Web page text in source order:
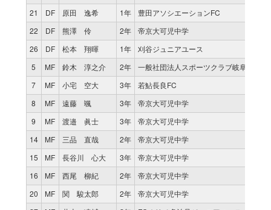
21
DF 原田 逸希 1年
豊田アソシエーションFC
22
DF 熊澤 伶 2年
帝京大可児中学
26
DF 松本 翔暉 1年
刈谷ジュニアユース
5
MF 鈴木 淳之介 2年
一般社団法人スポーツクラブ岐阜
7
MF 小宅 空大 3年
若鮎長良FC
8
MF 遠藤 颯 3年
帝京大可児中学
9
MF 渡邉 眞士 3年
帝京大可児中学
14
MF 三品 直哉 2年
帝京大可児中学
15
MF 長谷川 心大 3年
帝京大可児中学
16
MF 西尾 柳紀 2年
帝京大可児中学
20
MF 関 駿太郎 2年
帝京大可児中学